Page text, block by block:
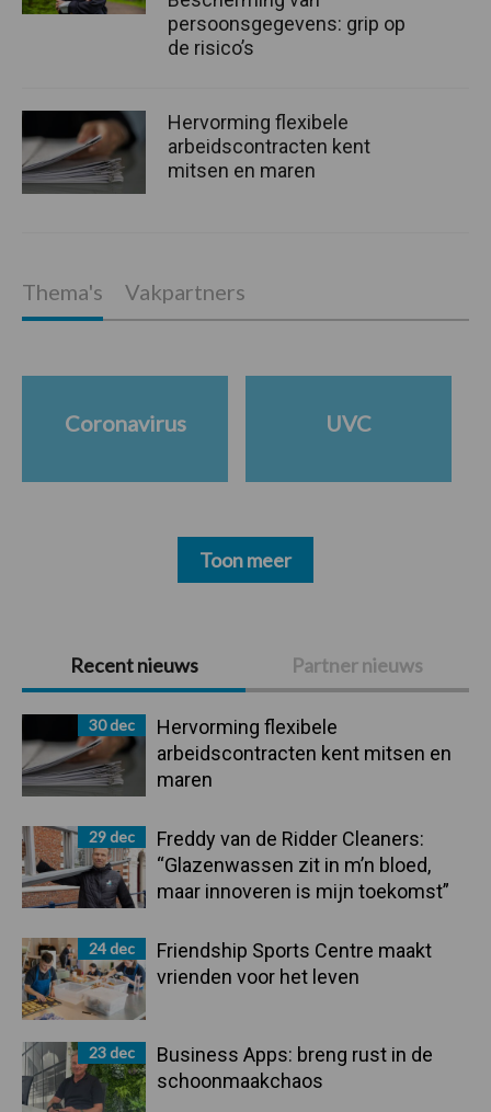
Primaire
Sidebar
Recent nieuws Partner nieuws
30 dec
Hervorming flexibele
arbeidscontracten kent mitsen en
maren
29 dec
Freddy van de Ridder Cleaners:
“Glazenwassen zit in m’n bloed,
maar innoveren is mijn toekomst”
24 dec
Friendship Sports Centre maakt
vrienden voor het leven
23 dec
Business Apps: breng rust in de
schoonmaakchaos
persoonsgegevens: grip op
de risico’s
Hervorming flexibele
arbeidscontracten kent
mitsen en maren
Thema's Vakpartners
Coronavirus UVC
Toon meer